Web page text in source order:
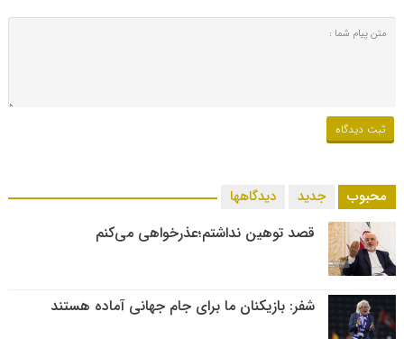
محبوب جدید دیدگاهها
قصد توهین نداشتم؛عذرخواهی می‌کنم
شفر: بازیکنان ما برای جام جهانی آماده هستند